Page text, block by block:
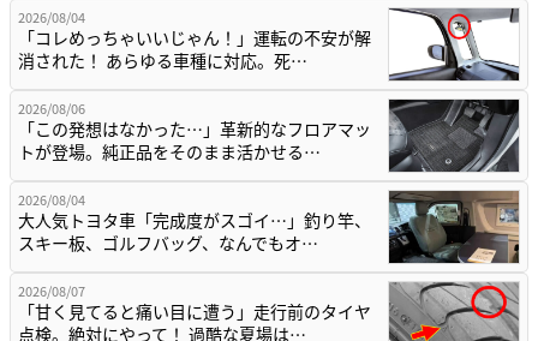
2026/08/04
「コレめっちゃいいじゃん！」運転の不安が解
消された！ あらゆる車種に対応。死…
2026/08/06
「この発想はなかった…」革新的なフロアマッ
トが登場。純正品をそのまま活かせる…
2026/08/04
大人気トヨタ車「完成度がスゴイ…」釣り竿、
スキー板、ゴルフバッグ、なんでもオ…
2026/08/07
「甘く見てると痛い目に遭う」走行前のタイヤ
点検。絶対にやって！ 過酷な夏場は…